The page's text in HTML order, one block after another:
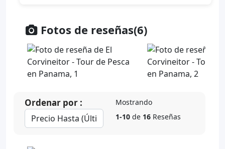
Fotos de reseñas(6)
Ordenar por :
Mostrando
1-10 de 16 Reseñas